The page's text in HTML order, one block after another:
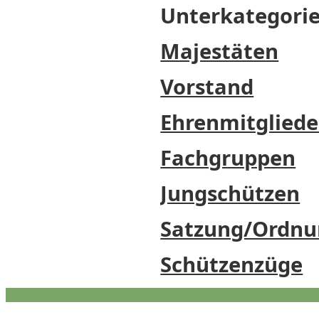
Majestäten
Vorstand
Fachgruppen
Jungschützen
Satzung/
Schützenzüge
STATISTIK